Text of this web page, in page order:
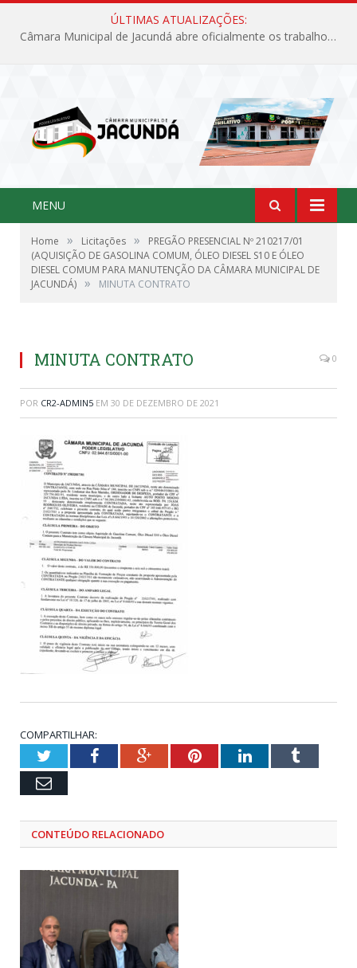
ÚLTIMAS ATUALIZAÇÕES:
Câmara Municipal de Jacundá abre oficialmente os trabalhos legislativos de 2026
MENU
Home » Licitações »
PREGÃO PRESENCIAL Nº 210217/01
(AQUISIÇÃO DE GASOLINA COMUM, ÓLEO DIESEL S10 E ÓLEO
DIESEL COMUM PARA MANUTENÇÃO DA CÂMARA MUNICIPAL DE
JACUNDÁ) » MINUTA CONTRATO
MINUTA CONTRATO 0
POR CR2-ADMIN5 EM 30 DE DEZEMBRO DE 2021
COMPARTILHAR:
TwitterFacebookGoogle+PinterestLinkedInTumblr
Email
CONTEÚDO RELACIONADO